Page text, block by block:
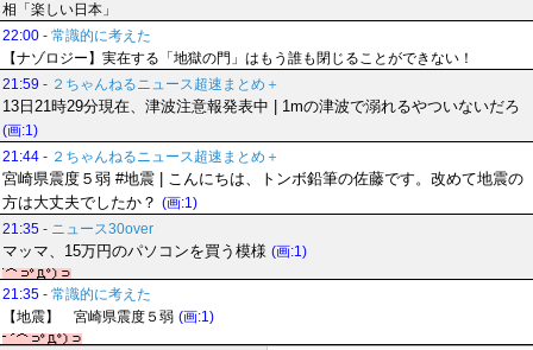
相「楽しい日本」
22:00 - 常識的に考えた
【ナゾロジー】実在する「地獄の門」はもう誰も閉じることができない！
21:59 - ２ちゃんねるニュース超速まとめ＋
13日21時29分現在、津波注意報発表中 | 1mの津波で溺れるやついないだろ
(画:1)
21:44 - ２ちゃんねるニュース超速まとめ＋
宮崎県震度５弱 #地震 | こんにちは、トンボ鉛筆の佐藤です。改めて地震の
方は大丈夫でしたか？ (画:1)
21:35 - ニュース30over
マッマ、15万円のパソコンを買う模様 (画:1)
21:35 - 常識的に考えた
【地震】 宮崎県震度５弱 (画:1)